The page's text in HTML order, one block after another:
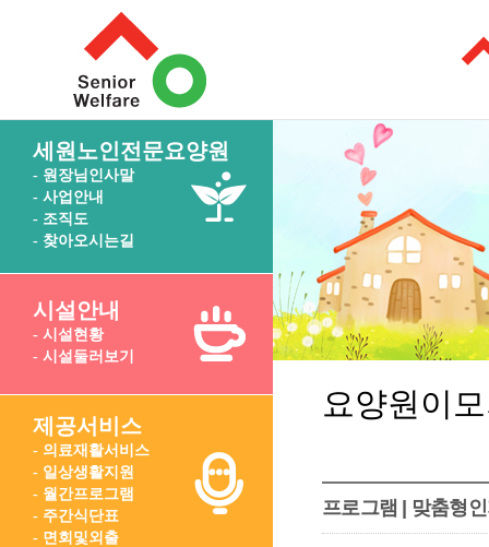
세원노인전문요양원
- 원장님인사말
- 사업안내
- 조직도
- 찾아오시는길
시설안내
- 시설현황
- 시설둘러보기
제공서비스
- 의료재활서비스
- 일상생활지원
- 월간프로그램
- 주간식단표
- 면회및외출
요양원이
프로그램 | 맞춤형